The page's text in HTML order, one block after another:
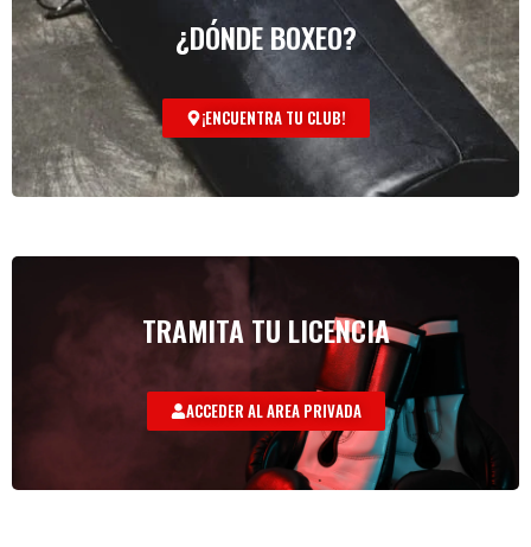
¿DÓNDE BOXEO?
¡ENCUENTRA TU CLUB!
TRAMITA TU LICENCIA
ACCEDER AL AREA PRIVADA